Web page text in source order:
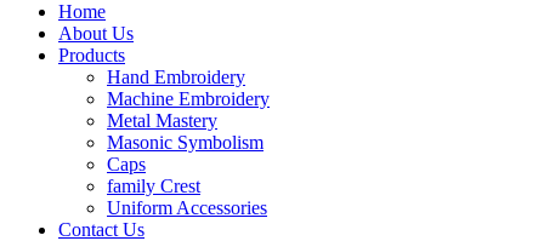
Home
About Us
Products
Hand Embroidery
Machine Embroidery
Metal Mastery
Masonic Symbolism
Caps
family Crest
Uniform Accessories
Contact Us